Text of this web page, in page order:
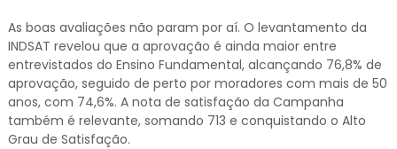
As boas avaliações não param por aí. O levantamento da
INDSAT revelou que a aprovação é ainda maior entre
entrevistados do Ensino Fundamental, alcançando 76,8% de
aprovação, seguido de perto por moradores com mais de 50
anos, com 74,6%. A nota de satisfação da Campanha
também é relevante, somando 713 e conquistando o Alto
Grau de Satisfação.